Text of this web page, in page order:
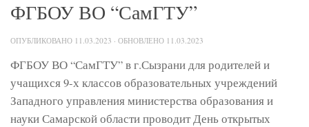
ФГБОУ ВО “СамГТУ”
ОПУБЛИКОВАНО 11.03.2023 · ОБНОВЛЕНО 11.03.2023
ФГБОУ ВО “СамГТУ” в г.Сызрани для родителей и
учащихся 9-х классов образовательных учреждений
Западного управления министерства образования и
науки Самарской области проводит День открытых